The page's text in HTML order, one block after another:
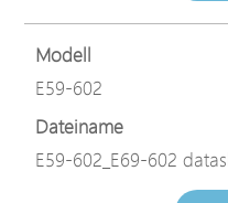
Modell
E59-602
Dateiname
E59-602_E69-602